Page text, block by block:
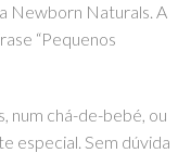
Newborn Naturals. A
“Pequenos
num chá-de-bebé, ou
especial. Sem dúvida